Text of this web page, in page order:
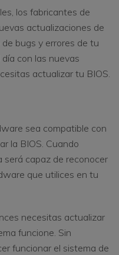
los fabricantes de
actualizaciones de
bugs y errores de tu
con las nuevas
actualizar tu BIOS.
sea compatible con
la BIOS. Cuando
será capaz de reconocer
que utilices en tu
necesitas actualizar
funcione. Sin
funcionar el sistema de